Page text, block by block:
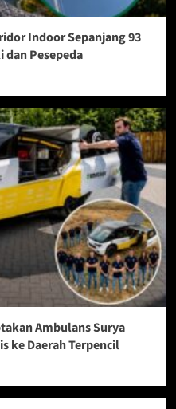
Indoor Sepanjang 93
Pesepeda
Ambulans Surya
ke Daerah Terpencil